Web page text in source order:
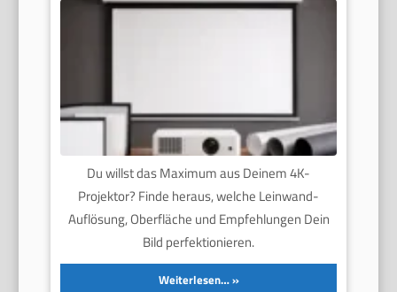
Du willst das Maximum aus Deinem 4K-
Projektor? Finde heraus, welche Leinwand-
Auflösung, Oberfläche und Empfehlungen Dein
Bild perfektionieren.
Weiterlesen…